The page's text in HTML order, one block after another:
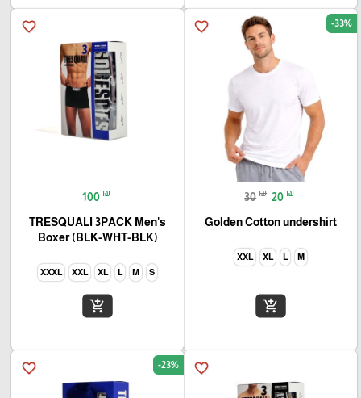
favorite_border -33%
30 ₪ 20 ₪
Golden Cotton undershirt
M
L
XL
XXL
add_shopping_cart
favorite_border
100 ₪
TRESQUALI 3PACK Men's
Boxer (BLK-WHT-BLK)
S
M
L
XL
XXL
XXXL
add_shopping_cart
favorite_border
favorite_border -23%